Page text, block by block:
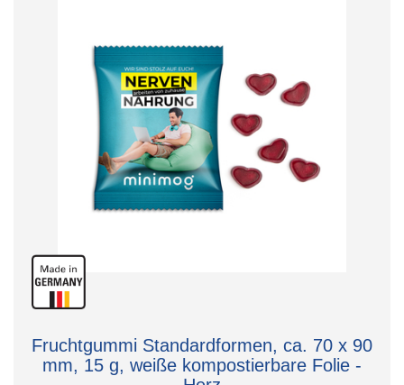
Fruchtgummi Standardformen, ca. 70 x 90
mm, 15 g, weiße kompostierbare Folie -